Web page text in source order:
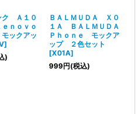
ク Ａ１０
ｎｏｖｏ
ックアッ
]
)
ＢＡＬＭＵＤＡ Ｘ０
１Ａ ＢＡＬＭＵＤＡ
Ｐｈｏｎｅ モックア
ップ ２色セット
[X01A]
999円(税込)